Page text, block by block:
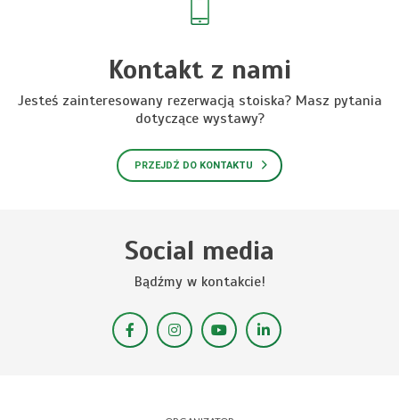
Kontakt z nami
Jesteś zainteresowany rezerwacją stoiska? Masz pytania
dotyczące wystawy?
PRZEJDŹ DO KONTAKTU
Social media
Bądźmy w kontakcie!